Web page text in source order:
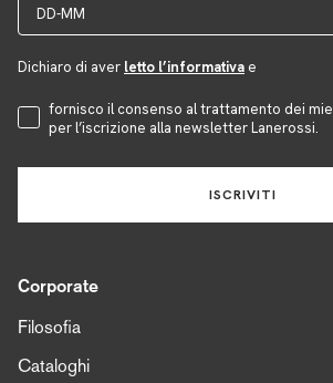
Dichiaro di aver letto l’informativa e
Accettazione Privacy
fornisco il consenso al trattamento dei
per l’iscrizione alla newsletter Lanerossi.
ISCRIVITI
Corporate
Filosofia
Cataloghi